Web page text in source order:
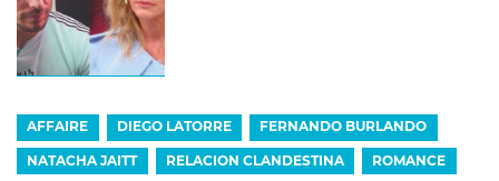
AFFAIRE DIEGO LATORRE FERNANDO BURLANDO
NATACHA JAITT RELACION CLANDESTINA ROMANCE